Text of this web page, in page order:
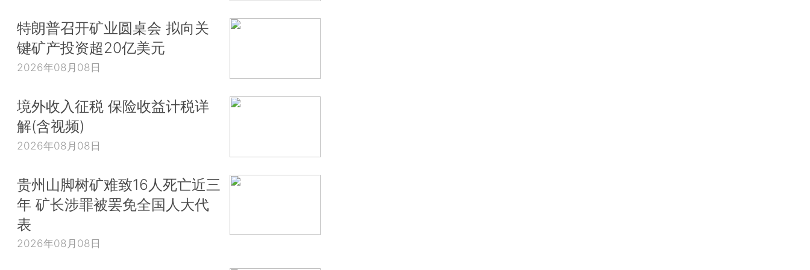
特朗普召开矿业圆桌会 拟向关
键矿产投资超20亿美元
2026年08月08日
境外收入征税 保险收益计税详
解(含视频)
2026年08月08日
贵州山脚树矿难致16人死亡近三
年 矿长涉罪被罢免全国人大代
表
2026年08月08日